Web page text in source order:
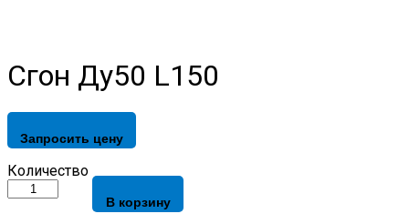
Сгон Ду50 L150
Запросить цену
Сгон
Ду50
Количество
В корзину